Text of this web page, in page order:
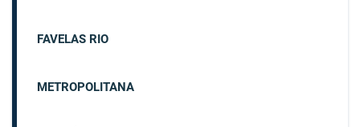
FAVELAS RIO
METROPOLITANA